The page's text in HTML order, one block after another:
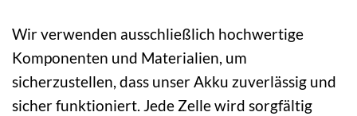
Wir verwenden ausschließlich hochwertige
Komponenten und Materialien, um
sicherzustellen, dass unser Akku zuverlässig und
sicher funktioniert. Jede Zelle wird sorgfältig